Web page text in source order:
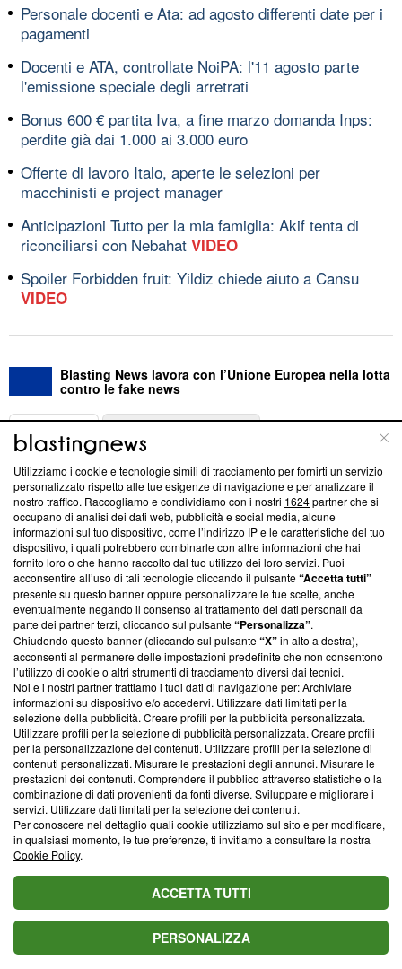
Personale docenti e Ata: ad agosto differenti date per i
pagamenti
Docenti e ATA, controllate NoiPA: l'11 agosto parte
l'emissione speciale degli arretrati
Bonus 600 € partita Iva, a fine marzo domanda Inps:
perdite già dai 1.000 ai 3.000 euro
Offerte di lavoro Italo, aperte le selezioni per
macchinisti e project manager
Anticipazioni Tutto per la mia famiglia: Akif tenta di
riconciliarsi con Nebahat VIDEO
Spoiler Forbidden fruit: Yildiz chiede aiuto a Cansu
VIDEO
Blasting News lavora con l’Unione Europea nella lotta
contro le fake news
ABOUT
Questa sezione offre informazioni trasparenti su Blasting
News, sui nostri processi editoriali e su come ci impegniamo a
creare news di qualità. Inoltre, afferma la nostra aderenza a
‘Trust Project - News with Integrity’Blasting News non è
ancora membro del programma, ma ha richiesto di farne
parte; Trust Project non ha ancora effettuato una verifica di
conformità agli standard.
Su di noi
Team editoriale
Corporate
Redazione
Informativa Privacy
Cookie Policy
Blasting SA, IDI CHE-247.845.224, Via Carlo Frasca, 3 - 6900
Lugano (Svizzera) Tel:+39 0690258937
© 2026 Blasting News
Utilizziamo i cookie e tecnologie simili di tracciamento per fornirti un servizio
personalizzato rispetto alle tue esigenze di navigazione e per analizzare il
nostro traffico. Raccogliamo e condividiamo con i nostri 1624partner che si
occupano di analisi dei dati web, pubblicità e social media, alcune
informazioni sul tuo dispositivo, come l’indirizzo IP e le caratteristiche del tuo
dispositivo, i quali potrebbero combinarle con altre informazioni che hai
fornito loro o che hanno raccolto dal tuo utilizzo dei loro servizi. Puoi
acconsentire all’uso di tali tecnologie cliccando il pulsante“Accetta tutti”
presente su questo banner oppure personalizzare le tue scelte, anche
eventualmente negando il consenso al trattamento dei dati personali da
parte dei partner terzi, cliccando sul pulsante“Personalizza”.
Chiudendo questo banner (cliccando sul pulsante“X”in alto a destra),
acconsenti al permanere delle impostazioni predefinite che non consentono
l’utilizzo di cookie o altri strumenti di tracciamento diversi dai tecnici.
Noi e i nostri partner trattiamo i tuoi dati di navigazione per: Archiviare
informazioni su dispositivo e/o accedervi. Utilizzare dati limitati per la
selezione della pubblicità. Creare profili per la pubblicità personalizzata.
Utilizzare profili per la selezione di pubblicità personalizzata. Creare profili
per la personalizzazione dei contenuti. Utilizzare profili per la selezione di
contenuti personalizzati. Misurare le prestazioni degli annunci. Misurare le
prestazioni dei contenuti. Comprendere il pubblico attraverso statistiche o la
combinazione di dati provenienti da fonti diverse. Sviluppare e migliorare i
servizi. Utilizzare dati limitati per la selezione dei contenuti.
Per conoscere nel dettaglio quali cookie utilizziamo sul sito e per modificare,
in qualsiasi momento, le tue preferenze, ti invitiamo a consultare la nostra
Cookie Policy.
ACCETTA TUTTI
PERSONALIZZA